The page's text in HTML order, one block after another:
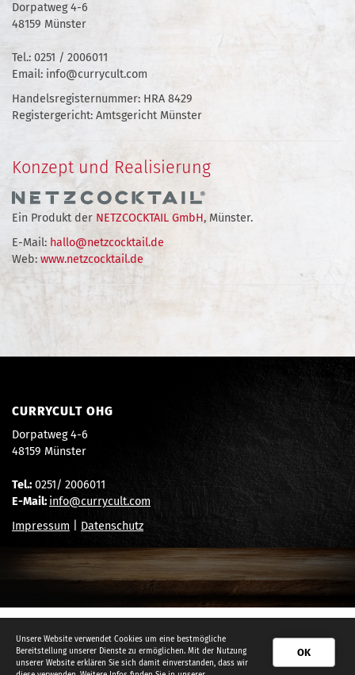
Dorpatweg 4-6
48159 Münster
Tel.: 0251 / 2006011
Email: info@currycult.com
Handelsregisternummer: HRA 8429
Registergericht: Amtsgericht Münster
Konzept und Realisierung
Ein Produkt der NETZCOCKTAIL GmbH, Münster.
E-Mail: hallo@netzcocktail.de
Web: www.netzcocktail.de
CURRYCULT OHG
Dorpatweg 4-6
48159 Münster
Tel.: 0251/ 2006011
E-Mail: info@currycult.com
Impressum
Datenschutz
© 2026 - Burgercult + Currycult
OK
Unsere Website verwendet Cookies um eine bestmögliche
Bereitstellung unserer Dienste zu ermöglichen. Mit der Nutzung
unserer Website erklären Sie sich damit einverstanden, dass wir